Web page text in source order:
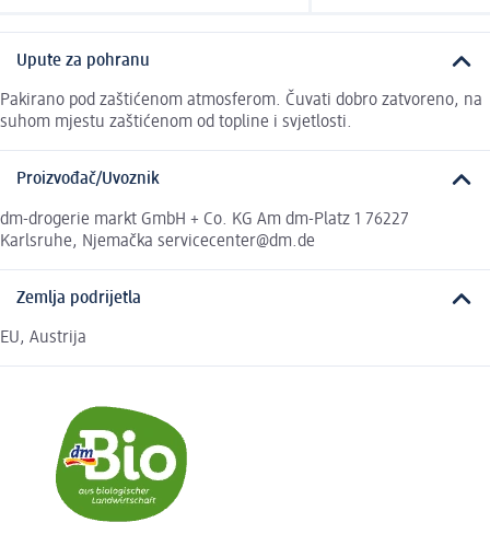
Upute za pohranu
Pakirano pod zaštićenom atmosferom. Čuvati dobro zatvoreno, na
suhom mjestu zaštićenom od topline i svjetlosti.
Proizvođač/Uvoznik
dm-drogerie markt GmbH + Co. KG Am dm-Platz 1 76227
Karlsruhe, Njemačka servicecenter@dm.de
Zemlja podrijetla
EU, Austrija